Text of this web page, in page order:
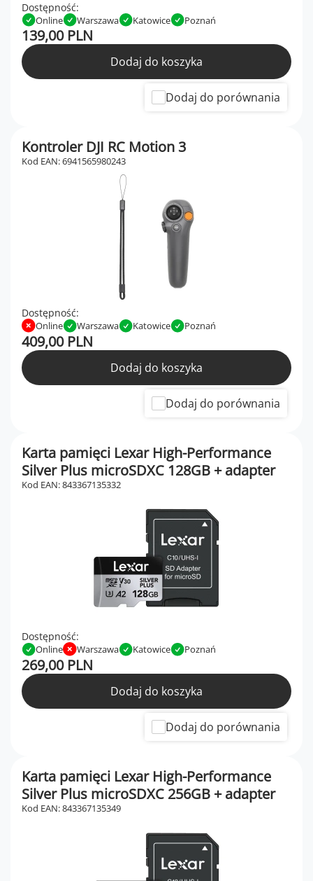
Dostępność:
Online Warszawa Katowice Poznań
139,00 PLN
Dodaj do koszyka
Dodaj do porównania
Kontroler DJI RC Motion 3
Kod EAN: 6941565980243
Dostępność:
Online Warszawa Katowice Poznań
409,00 PLN
Dodaj do koszyka
Dodaj do porównania
Karta pamięci Lexar High-Performance
Silver Plus microSDXC 128GB + adapter
Kod EAN: 843367135332
Dostępność:
Online Warszawa Katowice Poznań
269,00 PLN
Dodaj do koszyka
Dodaj do porównania
Karta pamięci Lexar High-Performance
Silver Plus microSDXC 256GB + adapter
Kod EAN: 843367135349